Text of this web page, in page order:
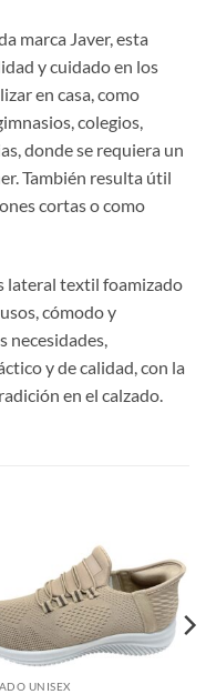
marca Javer, esta
y cuidado en los
en casa, como
colegios,
donde se requiera un
También resulta útil
cortas o como
lateral textil foamizado
cómodo y
necesidades,
y de calidad, con la
en el calzado.
UNISEX